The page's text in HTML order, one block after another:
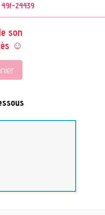
49f-24439
son
☺